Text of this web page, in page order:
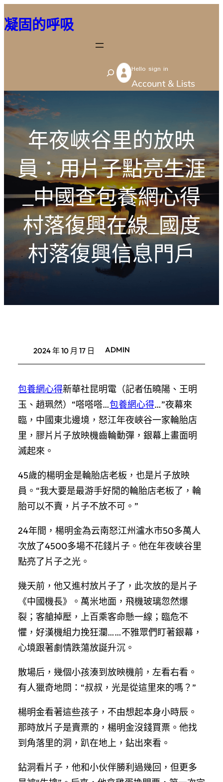
至
容
凝固的呼吸
S
e
c
h
Hello sign in
Account & Lists
年夜峽谷里的放映
員：用片子點亮生涯
_中國查包養網心得
村落復興在線_國度
村落復興信息門戶
2024 年 10 月 17 日 ADMIN
包養網心得新華社昆明電（記者伍曉陽、王明
玉、趙珮然）“嗒嗒嗒…包養網心得…”夜幕來
臨，中國東北邊境，怒江年夜峽谷一家輪胎店
里，膠片片子放映機齒輪動彈，銀幕上畫面明
滅起來。
45歲的楊明金是輪胎店老板，也是片子放映
員。“我大要是最游手好閒的輪胎店老板了，輪
胎可以不賣，片子不放不可。”
24年間，楊明金為云南怒江州瀘水市50多萬人
次放了4500多場不花錢片子。他在年夜峽谷里
點亮了片子之光。
幾天前，他又進村放片子了，此次放的是片子
《中國機長》。萬米地面，飛機玻璃忽然爆
裂；客艙掉壓，上百乘客命懸一線；臨危不
懼，好漢機組力挽狂瀾……不雅眾們盯著銀幕，
心境跟著劇情跌蕩放誕升沉。
散場后，幾個小孩湊到放映機前，左看右看。
有人獵奇地問：“叔叔，光是從這里來的嗎？”
楊明金看著這些孩子，不由想起本身小時辰。
那時放片子是賣票的，楊明金沒錢買票。他找
到角落里的洞，趴在地上，鉆出來看。
鉆洞看片子，他和小伙伴勝利過幾回，但更多